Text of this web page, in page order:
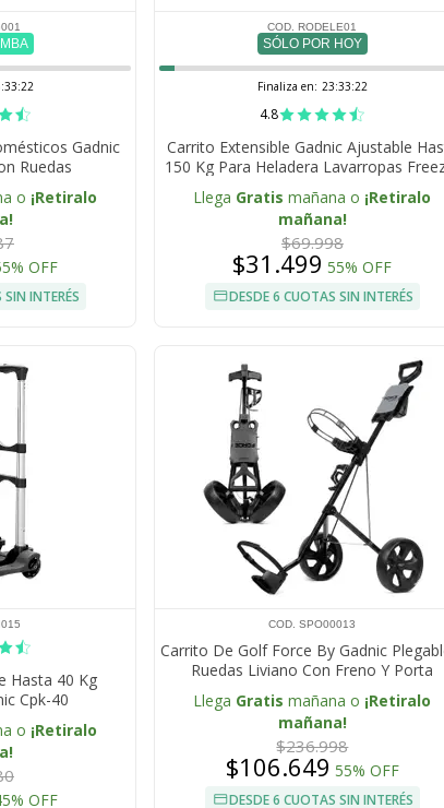
Gadnic
Ruedas
o ¡Retiralo
OFF
INTERÉS
COD. RODELE01
SÓLO POR HOY
Finaliza en: 23:33:22
4.8
Carrito Extensible Gadnic Ajustable
150 Kg Para Heladera Lavarropas
Llega Gratis mañana o ¡Retiralo
mañana!
$69.998
$31.499 55% OFF
DESDE 6 CUOTAS SIN INTERÉS
Hasta 40 Kg
Cpk-40
o ¡Retiralo
OFF
COD. SPO00013
Carrito De Golf Force By Gadnic
Ruedas Liviano Con Freno Y Porta
Accesorios
Llega Gratis mañana o ¡Retiralo
mañana!
$236.998
$106.649 55% OFF
DESDE 6 CUOTAS SIN INTERÉS